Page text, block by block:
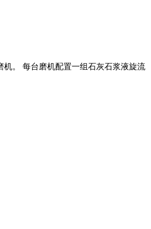
。 每台磨机配置一组石灰石浆液旋流